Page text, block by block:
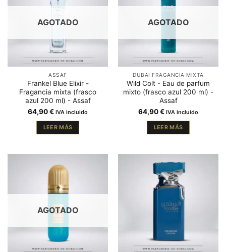
AGOTADO
ASSAF
Frankel Blue Elixir -
Fragancia mixta (frasco
azul 200 ml) - Assaf
64,90€ IVA incluido
LEER MÁS
AGOTADO
DUBAI FRAGANCIA MIXTA
Wild Colt - Eau de parfum
mixto (frasco azul 200 ml) -
Assaf
64,90€ IVA incluido
LEER MÁS
AGOTADO